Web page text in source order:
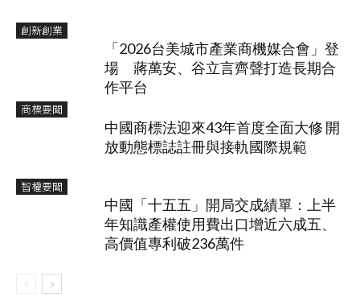
創新創業
「2026台美城市產業商機媒合會」登
場 蔣萬安、谷立言齊聲打造長期合
作平台
商標要聞
中國商標法迎來43年首度全面大修 開
放動態標誌註冊與接軌國際規範
智權要聞
中國「十五五」開局交成績單：上半
年知識產權使用費出口增近六成五、
高價值專利破236萬件